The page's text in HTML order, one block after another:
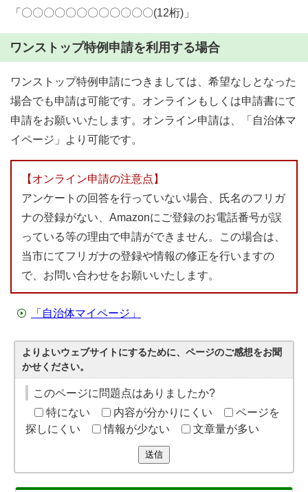
「〇〇〇〇〇〇〇〇〇〇〇〇(12桁)」
ワンストップ特例申請を利用する場合
ワンストップ特例申請につきましては、希望なしとなった
場合でも申請は可能です。オンラインもしくは申請書にて
申請をお願いいたします。オンライン申請は、「自治体マ
イページ」より可能です。
【オンライン申請の注意点】
アンケートの回答を行っていない場合、氏名のフリガ
ナの登録がない、Amazonにご登録のお電話番号が誤
っている等の理由で申請ができません。この場合は、
当市にてフリガナの登録や情報の修正を行いますの
で、お問い合わせをお願いいたします。
「自治体マイページ」
よりよいウェブサイトにするために、ページのご感想をお聞
かせください。
このページに問題点はありましたか?
特にない
内容が分かりにくい
ページを
探しにくい
情報が少ない 文章量が多い
送信